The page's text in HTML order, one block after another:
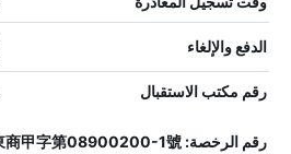
الدفع والإلغاء
رقم مكتب الاستقبال
رقم الرخصة: 東商甲字第08900200-1號